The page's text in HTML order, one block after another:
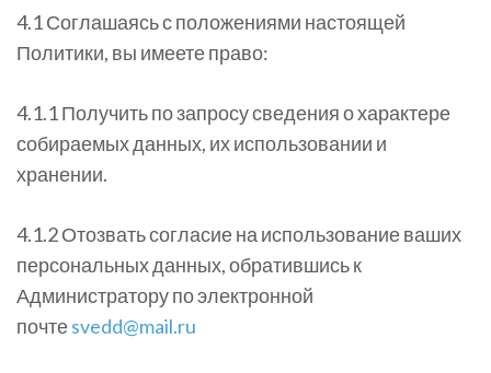
4.1 Соглашаясь с положениями настоящей
Политики, вы имеете право:
4.1.1 Получить по запросу сведения о характере
собираемых данных, их использовании и
хранении.
4.1.2 Отозвать согласие на использование ваших
персональных данных, обратившись к
Администратору по электронной
почтеsvedd@mail.ru